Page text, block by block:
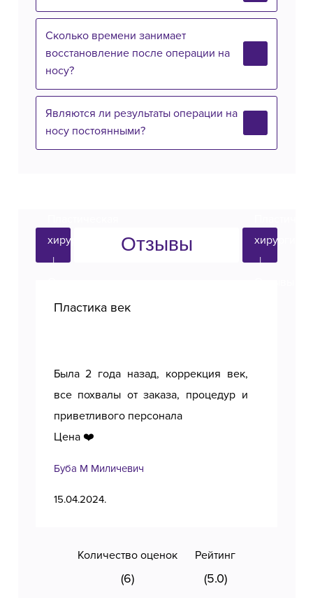
Сколько времени занимает
восстановление после операции на
носу?
Являются ли результаты операции на
носу постоянными?
Пластика век
Была 2 года назад, коррекция век,
все похвалы от заказа, процедур и
приветливого персонала
Цена ❤️
Буба М Миличевич
15.04.2024.
Количество оценок
(6)
Рейтинг
(5.0)
Отзывы